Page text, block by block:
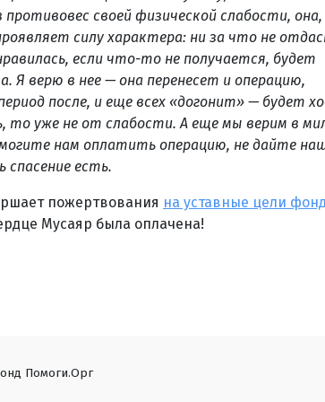
своей физической слабости,
силу характера: ни за что не
если что-то не получается, будет
Я верю в нее — она перенесет и операцию,
после, и еще всех «догонит» — будет
то уже не от слабости. А еще мы верим в
нам оплатить операцию, не дайте
спасение есть.
пожертвования на уставные цели
Мусаяр была оплачена!
Помоги.Орг